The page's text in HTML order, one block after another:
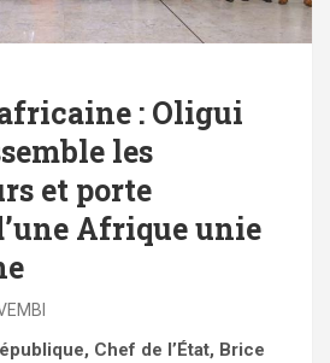
: Oligui
les
et porte
Afrique unie
Chef de l’État, Brice